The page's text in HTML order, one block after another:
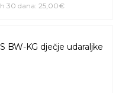
30 dana: 25,00€
BW-KG dječje udaraljke